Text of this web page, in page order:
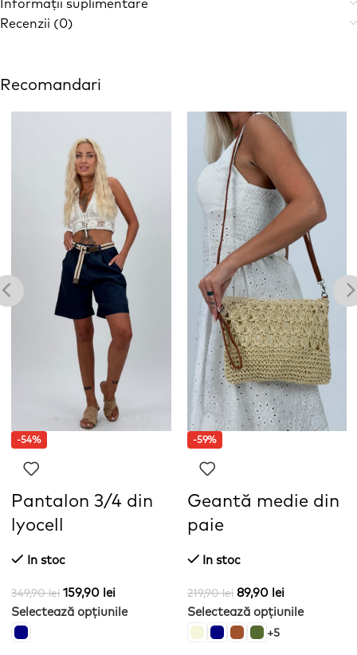
Informații suplimentare
Recenzii (0)
Recomandari
-54%
Pantalon 3/4 din
lyocell
In stoc
349,90lei 159,90 lei
Selectează opțiunile
-59%
Geantă medie din
paie
In stoc
219,90lei 89,90 lei
Selectează opțiunile
+5